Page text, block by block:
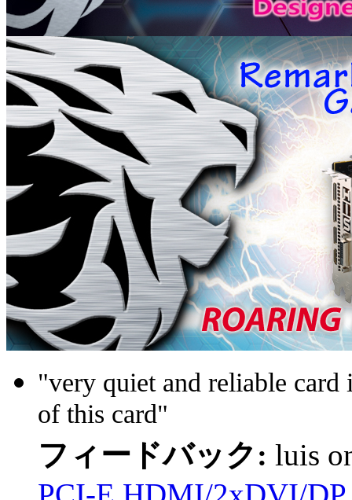
"very quiet and reliable
of this card"
フィードバック: luis